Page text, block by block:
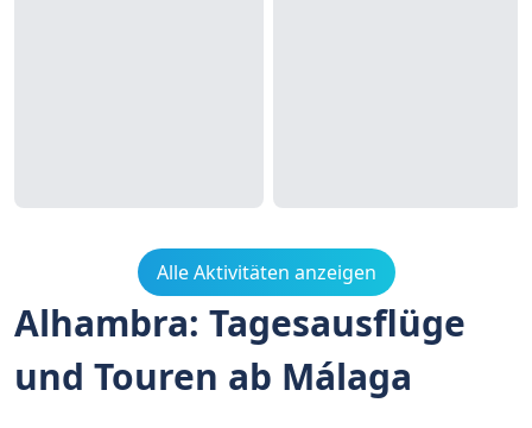
Alle Aktivitäten anzeigen
Alhambra: Tagesausflüge
und Touren ab Málaga